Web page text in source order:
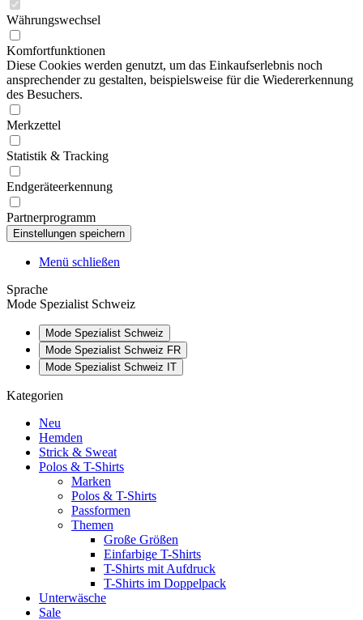
Währungswechsel
Komfortfunktionen
Diese Cookies werden genutzt, um das Einkaufserlebnis noch
ansprechender zu gestalten, beispielsweise für die Wiedererkennung
des Besuchers.
Merkzettel
Statistik & Tracking
Endgeräteerkennung
Partnerprogramm
Menü schließen
Sprache
Mode Spezialist Schweiz
Mode Spezialist Schweiz
Mode Spezialist Schweiz FR
Mode Spezialist Schweiz IT
Kategorien
Neu
Hemden
Strick & Sweat
Polos & T-Shirts
Marken
Polos & T-Shirts
Passformen
Themen
Große Größen
Einfarbige T-Shirts
T-Shirts mit Aufdruck
T-Shirts im Doppelpack
Unterwäsche
Sale